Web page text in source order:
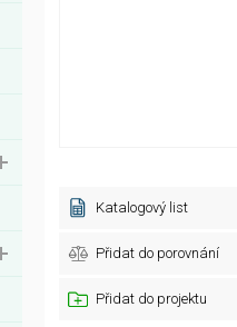
Katalogový list
Přidat do porovnání
Přidat do projektu